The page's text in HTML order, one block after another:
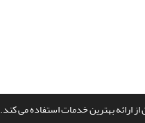
ارائه بهترین خدمات استفاده می کند.
پیاده سازی ازسیناوب